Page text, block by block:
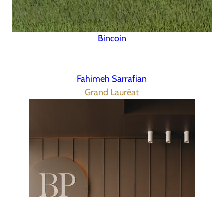
Bincoin
Fahimeh Sarrafian
Grand Lauréat